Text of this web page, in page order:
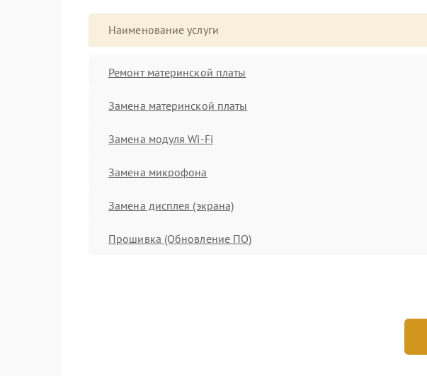
Наименование услуги
Ремонт материнской платы
Замена материнской платы
Замена модуля Wi-Fi
Замена микрофона
Замена дисплея (экрана)
Прошивка (Обновление ПО)